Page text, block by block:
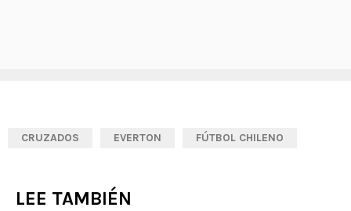
CRUZADOS EVERTON FÚTBOL CHILENO
LEE TAMBIÉN